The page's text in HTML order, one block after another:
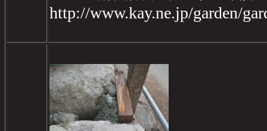
http://www.kay.ne.jp/garden/